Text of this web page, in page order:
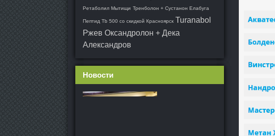
Ретаболил Мытищи Тренболон + Сустанон Елабуга
Пептид Tb 500 со скидкой Красноярск Turanabol
Ржев Оксандролон + Дека
Александров
Новости